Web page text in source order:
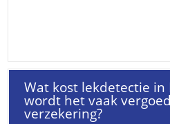
Wat kost lekdetectie in
wordt het vaak
verzekering?